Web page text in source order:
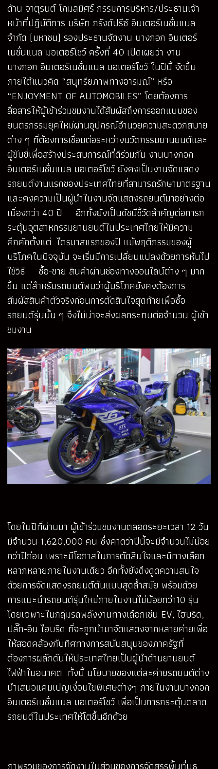
ด้าน จาตุรนต์ โกมลมิศร์ กรรมการบริหาร/ประธานเจ้า
หน้าที่ปฏิบัติการ บริษัท กรังด์ปรีซ์ อินเตอร์เนชั่นแนล
จำกัด (มหาชน) รองประธานจัดงาน บางกอก อินเตอร์
เนชั่นแนล มอเตอร์โชว์ ครั้งที่ 40 เปิดเผยว่า งาน
บางกอก อินเตอร์เนชั่นแนล มอเตอร์โชว์ ในปีนี้ จัดขึ้น
ภายใต้แนวคิด “สนุทรียภาพทางอารมณ์” หรือ
“ENJOYMENT OF AUTOMOBILES” โดยต้องการ
สื่อสารให้ผู้เข้าร่วมชมงานได้สัมผัสถึงการออกแบบของ
ยนตรกรรมยุคใหม่ผ่านอุปกรณ์อำนวยความสะดวกสบาย
ต่าง ๆ ที่ต้องการเชื่อมต่อระหว่างนวัตกรรมยานยนต์และ
ผู้ขับขี่เพื่อสร้างประสบการณ์ที่ดีร่วมกัน งานบางกอก
อินเตอร์เนชั่นแนล มอเตอร์โชว์ ยังคงเป็นงานจัดแสดง
รถยนต์งานแรกของประเทศไทยที่สามารถรักษามาตรฐาน
และคงความเป็นผู้นำในงานจัดแสดงรถยนต์มาอย่างต่อ
เนื่องกว่า 40 ปี อีกทั้งยังเป็นดัชนีชี้วัดสำคัญต่อการก
ระตุ้นอุตสาหกรรมยานยนต์ในประเทศไทยให้มีความ
คึกคักตั้งแต่ ไตรมาสแรกของปี แม้พฤติกรรมของผู้
บริโภคในปัจจุบัน จะเริ่มมีการเปลี่ยนแปลงด้วยการหันไป
ใช้วิธี ซื้อ-ขาย สินค้าผ่านช่องทางออนไลน์ต่าง ๆ มาก
ขึ้น แต่สำหรับรถยนต์พบว่าผู้บริโภคยังคงต้องการ
สัมผัสสินค้าตัวจริงก่อนการตัดสินใจสุดท้ายเพื่อซื้อ
รถยนต์รุ่นนั้น ๆ จึงไม่น่าจะส่งผลกระทบต่อจำนวน ผู้เข้า
ชมงาน
โดยในปีที่ผ่านมา ผู้เข้าร่วมชมงานตลอดระยะเวลา 12 วัน
มีจำนวน 1,620,000 คน ซึ่งคาดว่าปีนี้จะมีจำนวนไม่น้อย
กว่าปีก่อน เพราะมีโอกาสในการตัดสินใจและมีทางเลือก
หลากหลายภายในงานเดียว อีกทั้งยังดึงดูดความสนใจ
ด้วยการจัดแสดงรถยนต์ต้นแบบสุดล้ำสมัย พร้อมด้วย
การแนะนำรถยนต์รุ่นใหม่ภายในงานไม่น้อยกว่า10 รุ่น
โดยเฉพาะในกลุ่มรถพลังงานทางเลือกเช่น EV, ไฮบริด,
ปลั๊ก-อิน ไฮบริด ที่จะถูกนำมาจัดแสดงจากหลายค่ายเพื่อ
ให้สอดคล้องกับทิศทางการสนับสนุนของภาครัฐที่
ต้องการผลักดันให้ประเทศไทยเป็นผู้นำด้านยานยนต์
ไฟฟ้าในอนาคต ทั้งนี้ นโยบายของแต่ละค่ายรถยนต์ต่าง
นำเสนอแคมเปญเงื่อนไขพิเศษต่างๆ ภายในงานบางกอก
อินเตอร์เนชั่นแนล มอเตอร์โชว์ เพื่อเป็นการกระตุ้นตลาด
รถยนต์ในประเทศให้โตขึ้นอีกด้วย